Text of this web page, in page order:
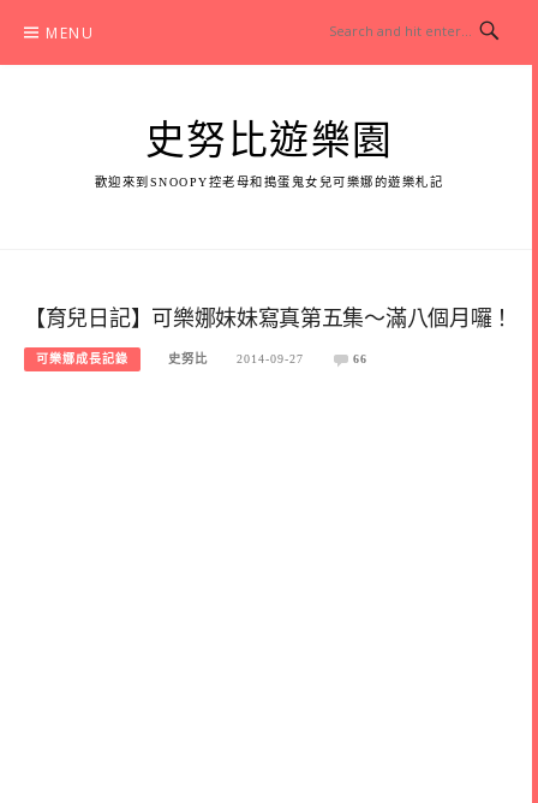
content
MENU
史努比遊樂園
歡迎來到SNOOPY控老母和搗蛋鬼女兒可樂娜的遊樂札記
【育兒日記】可樂娜妹妹寫真第五集～滿八個月囉！
可樂娜成長記錄 史努比 2014-09-27 66